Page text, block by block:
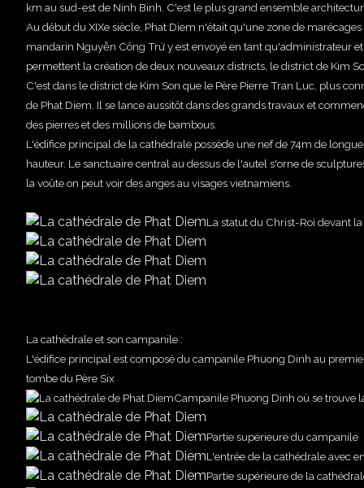
km au sud-est de Ninh Binh. C'est le plus grand ensemble
Au début du XIXe siècle, Phat Diem n'était qu'une zone de
mandarin Nguyễn Công Trứ y est envoyé en tant qu'administrateur
permettent la création de deux nouveaux districts, le district de Kim
C'est dans le district de Kim Son que le Père Pierre Tran Luc, plus
de Phat Diem. Il se lance aussitôt dans des grands travaux et
des pierres et des millions de bambous.
L'édifice principal de la cathédrale possède une nef de 74m de
hauteur. Le sanctuaire central au dessus de l'autel s'orne de
la voûte on peut voir des anges au visages vietnamiens.
La statut du Christ-Roi devant
La cathédrale et son campanile :
L'édifice principal est composé du campanile Phuong Dinh au
tombe du Père Six
Campanile Phuong Dinh où se trouve
Partie supérieure du campanile
L'entrée de la cathédrale avec
Partie supérieure de la